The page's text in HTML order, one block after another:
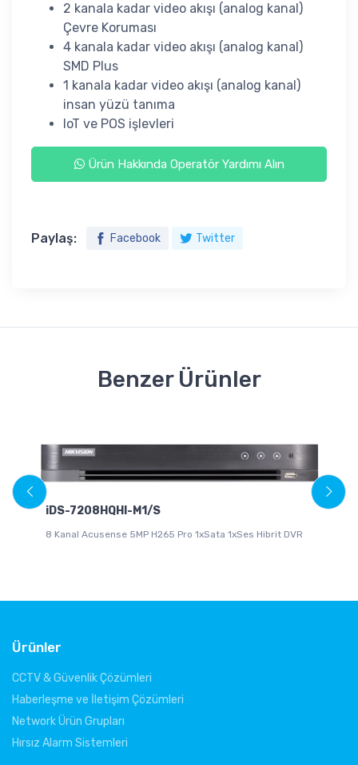
2 kanala kadar video akışı (analog kanal)
Çevre Koruması
4 kanala kadar video akışı (analog kanal)
SMD Plus
1 kanala kadar video akışı (analog kanal)
insan yüzü tanıma
IoT ve POS işlevleri
Ürün Hakkında Operatör Yardımı Alın
Paylaş: Facebook Twitter
Benzer Ürünler
iDS-7208HQHI-M1/S
8 Kanal Acusense 5MP H265 Pro 1xSata 1xSes Hibrit DVR
Ürünler
CCTV & Güvenlik Çözümleri
Haberleşme ve İletişim Çözümleri
Network Ürün Grupları
Hırsız Alarm Sistemleri